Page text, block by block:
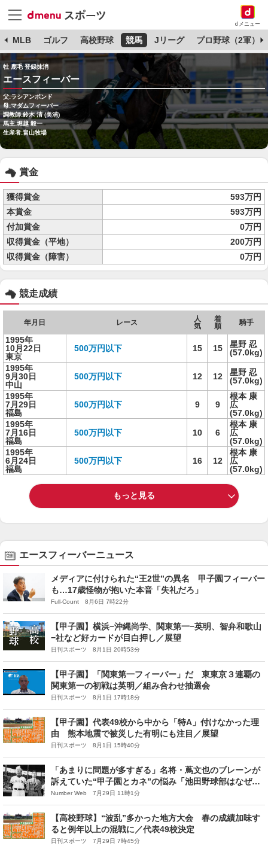
dメニュー
MLB ゴルフ 高校野球 競馬 Jリーグ プロ野球（2軍）
牡 鹿毛 登録抹消
エースフィーバー
父:ラシアンボンド
母:マダムフィーバー
調教師:鈴木 清 (美浦)
馬主:堀越 毅一
生産者:畠山牧場
賞金
獲得賞金
593万円
本賞金
593万円
付加賞金
0万円
収得賞金（平地）
200万円
収得賞金（障害）
0万円
競走成績
年月日 レース
人
気
着
順
騎手
1995年
10月22日
東京
500万円以下 15 15
星野 忍
(57.0kg)
1995年
9月30日
中山
500万円以下 12 12
星野 忍
(57.0kg)
1995年
7月29日
福島
500万円以下 9 9
根本 康
広
(57.0kg)
1995年
7月16日
福島
500万円以下 10 6
根本 康
広
(57.0kg)
1995年
6月24日
福島
500万円以下 16 12
根本 康
広
(57.0kg)
もっと見る
エースフィーバーニュース
メディアに付けられた“王2世”の異名 甲子園フィーバー
も…17歳怪物が抱いた本音「失礼だろ」
Full-Count 8月6日 7時22分
【甲子園】横浜−沖縄尚学、関東第一−英明、智弁和歌山
−社など好カードが目白押し／展望
日刊スポーツ 8月1日 20時53分
【甲子園】「関東第一フィーバー」だ 東東京３連覇の
関東第一の初戦は英明／組み合わせ抽選会
日刊スポーツ 8月1日 17時18分
【甲子園】代表49校から中から「特A」付けなかった理
由 熊本地震で被災した有明にも注目／展望
日刊スポーツ 8月1日 15時40分
「あまりに問題が多すぎる」名将・蔦文也のブレーンが
訴えていた“甲子園とカネ”の悩み「池田野球部はなぜ自
転車操業に陥った？」蔦を熟知する池田OBの証言
Number Web 7月29日 11時1分
【高校野球】“波乱”多かった地方大会 春の成績加味す
ると例年以上の混戦に／代表49校決定
日刊スポーツ 7月29日 7時45分